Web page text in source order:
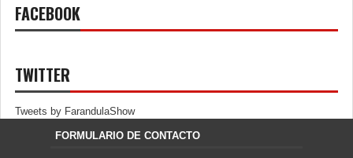
FACEBOOK
TWITTER
Tweets by FarandulaShow
FORMULARIO DE CONTACTO